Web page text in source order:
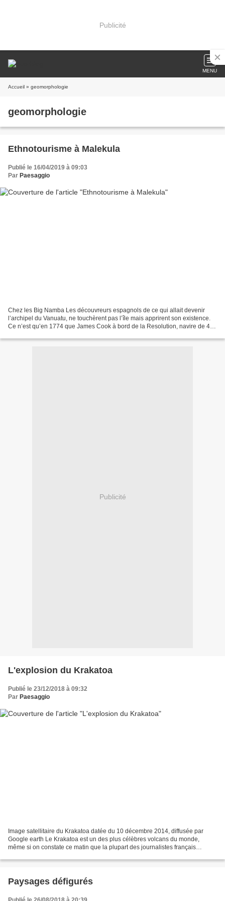
Publicité
MENU
Accueil » geomorphologie
geomorphologie
Ethnotourisme à Malekula
Publié le 16/04/2019 à 09:03
Par Paesaggio
Chez les Big Namba Les découvreurs espagnols de ce qui allait devenir
l’archipel du Vanuatu, ne touchèrent pas l’île mais apprirent son existence.
Ce n’est qu’en 1774 que James Cook à bord de la Resolution, navire de 460
Publicité
L'explosion du Krakatoa
Publié le 23/12/2018 à 09:32
Par Paesaggio
Image satellitaire du Krakatoa datée du 10 décembre 2014, diffusée par
Google earth Le Krakatoa est un des plus célèbres volcans du monde,
même si on constate ce matin que la plupart des journalistes français
Paysages défigurés